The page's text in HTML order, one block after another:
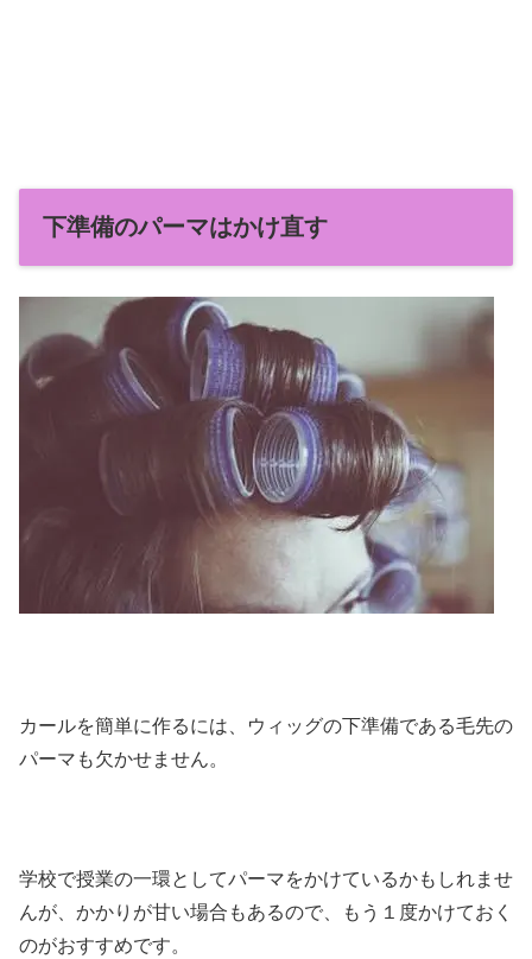
下準備のパーマはかけ直す
カールを簡単に作るには、ウィッグの下準備である毛先の
パーマも欠かせません。
学校で授業の一環としてパーマをかけているかもしれませ
んが、かかりが甘い場合もあるので、もう１度かけておく
のがおすすめです。